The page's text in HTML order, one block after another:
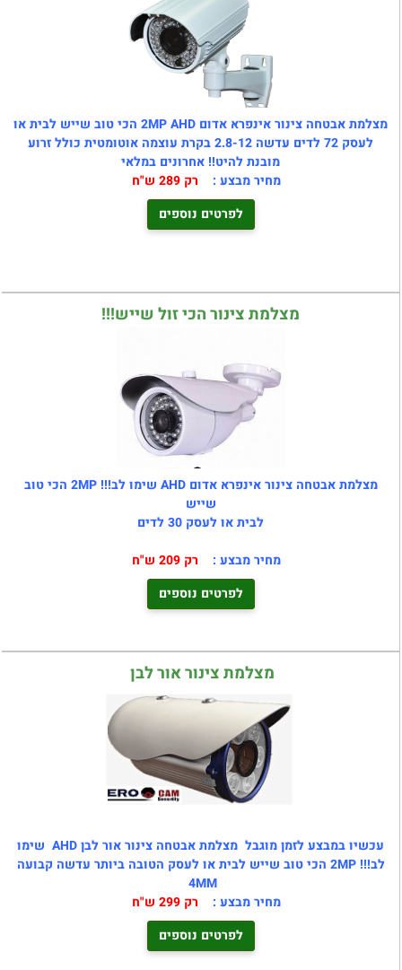
מצלמת אבטחה צינור אינפרא אדום 2MP AHD הכי טוב שייש לבית או
לעסק 72 לדים עדשה 2.8-12 בקרת עוצמה אוטומטית כולל זרוע
מובנתלהיט!! אחרונים במלאי
מחיר מבצע : רק 289 ש"ח
לפרטים נוספים
מצלמת צינור הכי זול שייש!!!
מצלמת אבטחה צינור אינפרא אדום AHD שימו לב!!! 2MP הכי טוב
שייש
לבית או לעסק 30 לדים
מחיר מבצע : רק 209 ש"ח
לפרטים נוספים
מצלמת צינור אור לבן
עכשיו במבצע לזמן מוגבל
מצלמת אבטחה צינור אור לבן AHD שימו
לב!!! 2MP הכי טוב שייש לבית או לעסק הטובה ביותר עדשה קבועה
4MM
מחיר מבצע : רק 299 ש"ח
לפרטים נוספים